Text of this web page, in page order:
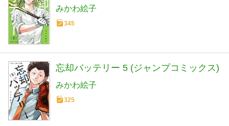
みかわ絵子
345
忘却バッテリー 5 (ジャンプコミックス)
みかわ絵子
325